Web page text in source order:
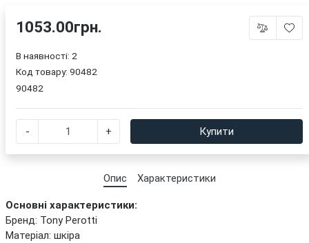
Опис Характеристики
Основні характеристики:
Бренд: Tony Perotti
Матеріал: шкіра
1053.00грн.
В наявності: 2
Код товару: 90482
90482
- + Купити